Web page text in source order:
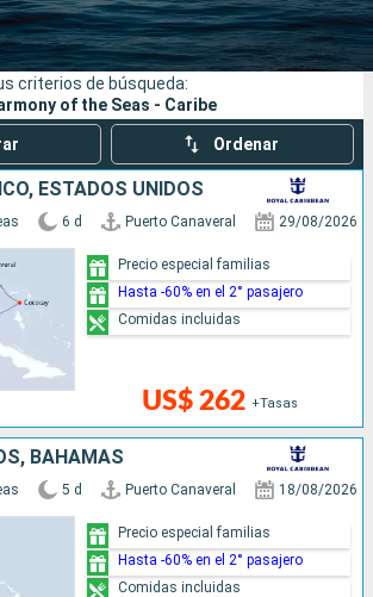
Compañías
Buscar
criterios de búsqueda:
of the Seas - Caribe
Ordenar
ESTADOS UNIDOS
6 d Puerto Canaveral 29/08/2026
US$ 262 +Tasas
Precio especial familias
Hasta -60% en el 2° pasajero
Comidas incluidas
BAHAMAS
5 d Puerto Canaveral 18/08/2026
Precio especial familias
Hasta -60% en el 2° pasajero
Comidas incluidas